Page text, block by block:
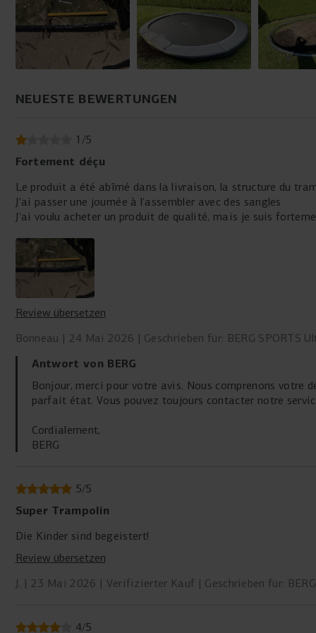
draußen spielen.
NEUESTE BEWERTUNGEN
1 /5
Fortement déçu
Le produit a été abîmé dans la livraison, la structure du
J’ai passer une journée à l’assembler avec des sangles
J’ai voulu acheter un produit de qualité, mais je suis
Review übersetzen
Bonneau
24 Mai 2026 Geschrieben für: BERG SPORTS
Antwort von BERG
Bonjour, merci pour votre avis. Nous comprenons votre
parfait état. Vous pouvez toujours contacter notre
Cordialement,
BERG
5/5
Super Trampolin
Die Kinder sind begeistert!
Review übersetzen
J.
23 Mai 2026 Verifizierter Kauf Geschrieben für:
4/5